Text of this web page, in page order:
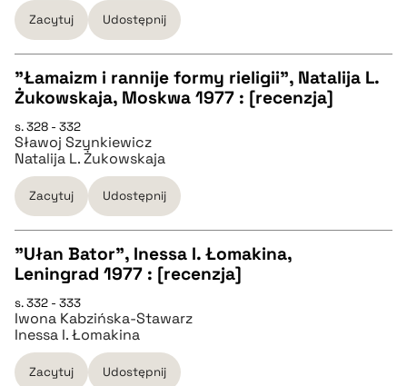
BIBTEX
pobierz cytat
Zacytuj Udostępnij
CZYSTY TEKST
pobierz cytat
BIBTEX
pobierz cytat
"Łamaizm i rannije formy rieligii", Natalija L.
Żukowskaja, Moskwa 1977 : [recenzja]
s. 328 - 332
Sławoj Szynkiewicz
Natalija L. Żukowskaja
Zacytuj Udostępnij
CZYSTY TEKST
pobierz cytat
"Ułan Bator", Inessa I. Łomakina,
Leningrad 1977 : [recenzja]
s. 332 - 333
Iwona Kabzińska-Stawarz
Inessa I. Łomakina
Zacytuj Udostępnij